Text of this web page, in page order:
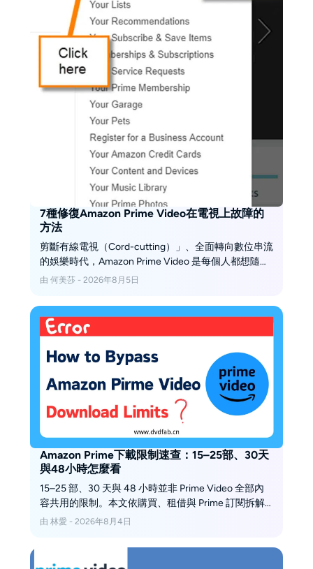
7種修復Amazon Prime Video在電視上故障的
方法
剪斷有線電視（Cord-cutting）」、全面轉向數位串流
的娛樂時代，Amazon Prime Video 是每個人都想隨時
隨地在各類裝置上享受的首選應用程式。然而，想像
他設備上遇到「Amazon Prime Video 無法運行」的掃
興問題。別擔心，本文將為您提供解決這類常見故障
的 7 種最佳實務方法。
由 何美莎 - 2026年8月5日
Amazon Prime下載限制速查：15–25部、30天
與48小時怎麼看
15–25 部、30 天與 48 小時並非 Prime Video 全部內
容共用的限制。本文依購買、租借與 Prime 訂閱拆解
下載資格、期限、裝置與字幕規則，也說明官方下載
Chromecast 與 AirPlay 的使用邊界。排查時先確認內
容資格與帳號狀態，再清理其他裝置的舊下載，最後
由 林愛 - 2026年8月4日